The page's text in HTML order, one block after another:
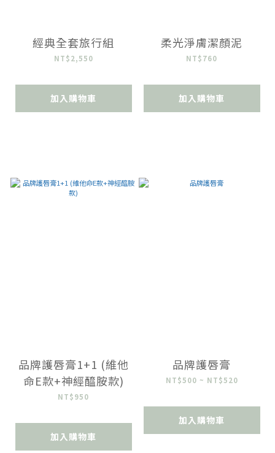
經典全套旅行組
NT$2,550
加入購物車
柔光淨膚潔顏泥
NT$760
加入購物車
品牌護唇膏1+1 (維他
命E款+神經醯胺款)
NT$950
加入購物車
品牌護唇膏
NT$500 ~ NT$520
加入購物車